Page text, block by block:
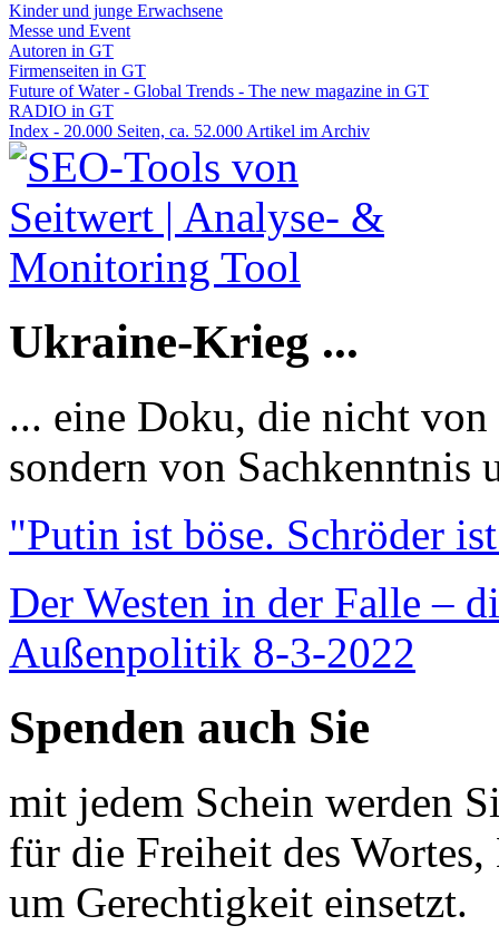
Kinder und junge Erwachsene
Messe und Event
Autoren in GT
Firmenseiten in GT
Future of Water - Global Trends - The new magazine in GT
RADIO in GT
Index - 20.000 Seiten, ca. 52.000 Artikel im Archiv
Ukraine-Krieg ...
... eine Doku, die nicht
sondern von Sachkenntnis
"Putin ist böse. Schröder
Der Westen in der Falle –
Außenpolitik 8-3-2022
Spenden auch Sie
mit jedem Schein werden
für die Freiheit des
um Gerechtigkeit einsetzt.